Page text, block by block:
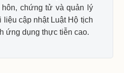
chứng tử và quản lý
cập nhật Luật Hộ tịch
ứng dụng thực tiễn cao.